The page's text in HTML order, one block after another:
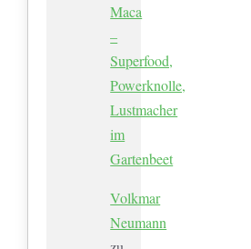
Maca
–
Superfood,
Powerknolle,
Lustmacher
im
Gartenbeet
Volkmar
Neumann